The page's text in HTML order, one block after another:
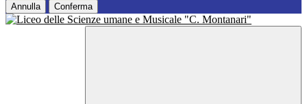
Annulla Conferma